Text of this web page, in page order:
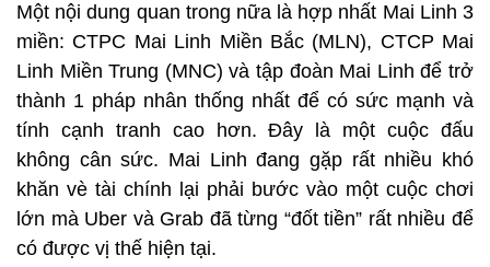
Một nội dung quan trong nữa là hợp nhất Mai Linh 3
miền: CTPC Mai Linh Miền Bắc (MLN), CTCP Mai
Linh Miền Trung (MNC) và tập đoàn Mai Linh để trở
thành 1 pháp nhân thống nhất để có sức mạnh và
tính cạnh tranh cao hơn. Đây là một cuộc đấu
không cân sức. Mai Linh đang gặp rất nhiều khó
khăn vè tài chính lại phải bước vào một cuộc chơi
lớn mà Uber và Grab đã từng “đốt tiền” rất nhiều để
có được vị thế hiện tại.